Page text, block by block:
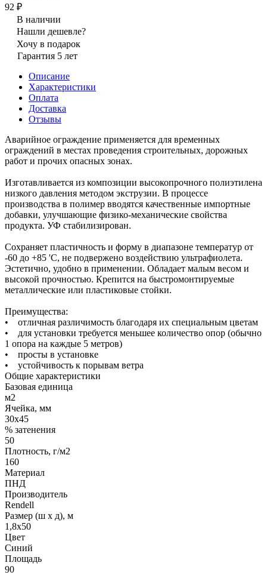
92 ₽
В наличии
Нашли дешевле?
Хочу в подарок
Гарантия 5 лет
Описание
Характеристики
Оплата
Доставка
Отзывы
Аварийное ограждение применяется для временных
ограждений в местах проведения строительных, дорожных
работ и прочих опасных зонах.
Изготавливается из композиции высокопрочного полиэтилена
низкого давления методом экструзии. В процессе
производства в полимер вводятся качественные импортные
добавки, улучшающие физико-механические свойства
продукта. УФ стабилизирован.
Cохраняет пластичность и форму в диапазоне температур от
-60 до +85 'С, не подвержено воздействию ультрафиолета.
Эстетично, удобно в применении. Обладает малым весом и
высокой прочностью. Крепится на быстромонтируемые
металлические или пластиковые стойки.
Преимущества:
• отличная различимость благодаря их специальным цветам
• для установки требуется меньшее количество опор (обычно
1 опора на каждые 5 метров)
• просты в установке
• устойчивость к порывам ветра
Общие характеристики
Базовая единица
м2
Ячейка, мм
30х45
% затенения
50
Плотность, г/м2
160
Материал
ПНД
Производитель
Rendell
Размер (ш х д), м
1,8х50
Цвет
Синий
Площадь
90